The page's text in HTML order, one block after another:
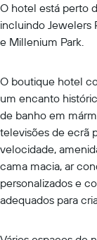
O hotel está perto
incluindo Jewelers
e Millenium Park.
O boutique hotel
um encanto
de banho em
televisões de ecrã
velocidade,
cama macia, ar
personalizados e
adequados para